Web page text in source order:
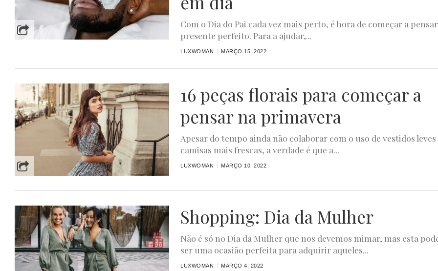
Com o Dia do Pai cada vez mais perto, é hora de começar a
presente perfeito. Para a ajudar,...
LUXWOMAN MARÇO 15, 2022
16 peças florais para começar a
pensar na primavera
Apesar do tempo ainda não colaborar com o uso de vestidos leves
camisas mais frescas, a verdade é que a...
LUXWOMAN MARÇO 10, 2022
Shopping: Dia da Mulher
Não é só no Dia da Mulher que nos devemos mimar, mas esta
ser uma ocasião perfeita para adquirir aqueles...
LUXWOMAN MARÇO 4, 2022